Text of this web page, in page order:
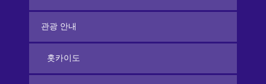
관광 안내
홋카이도